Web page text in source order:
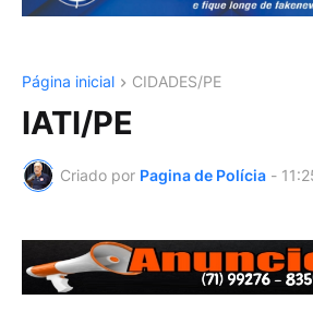
Página inicial CIDADES/PE
IATI/PE
Criado por Pagina de Polícia -